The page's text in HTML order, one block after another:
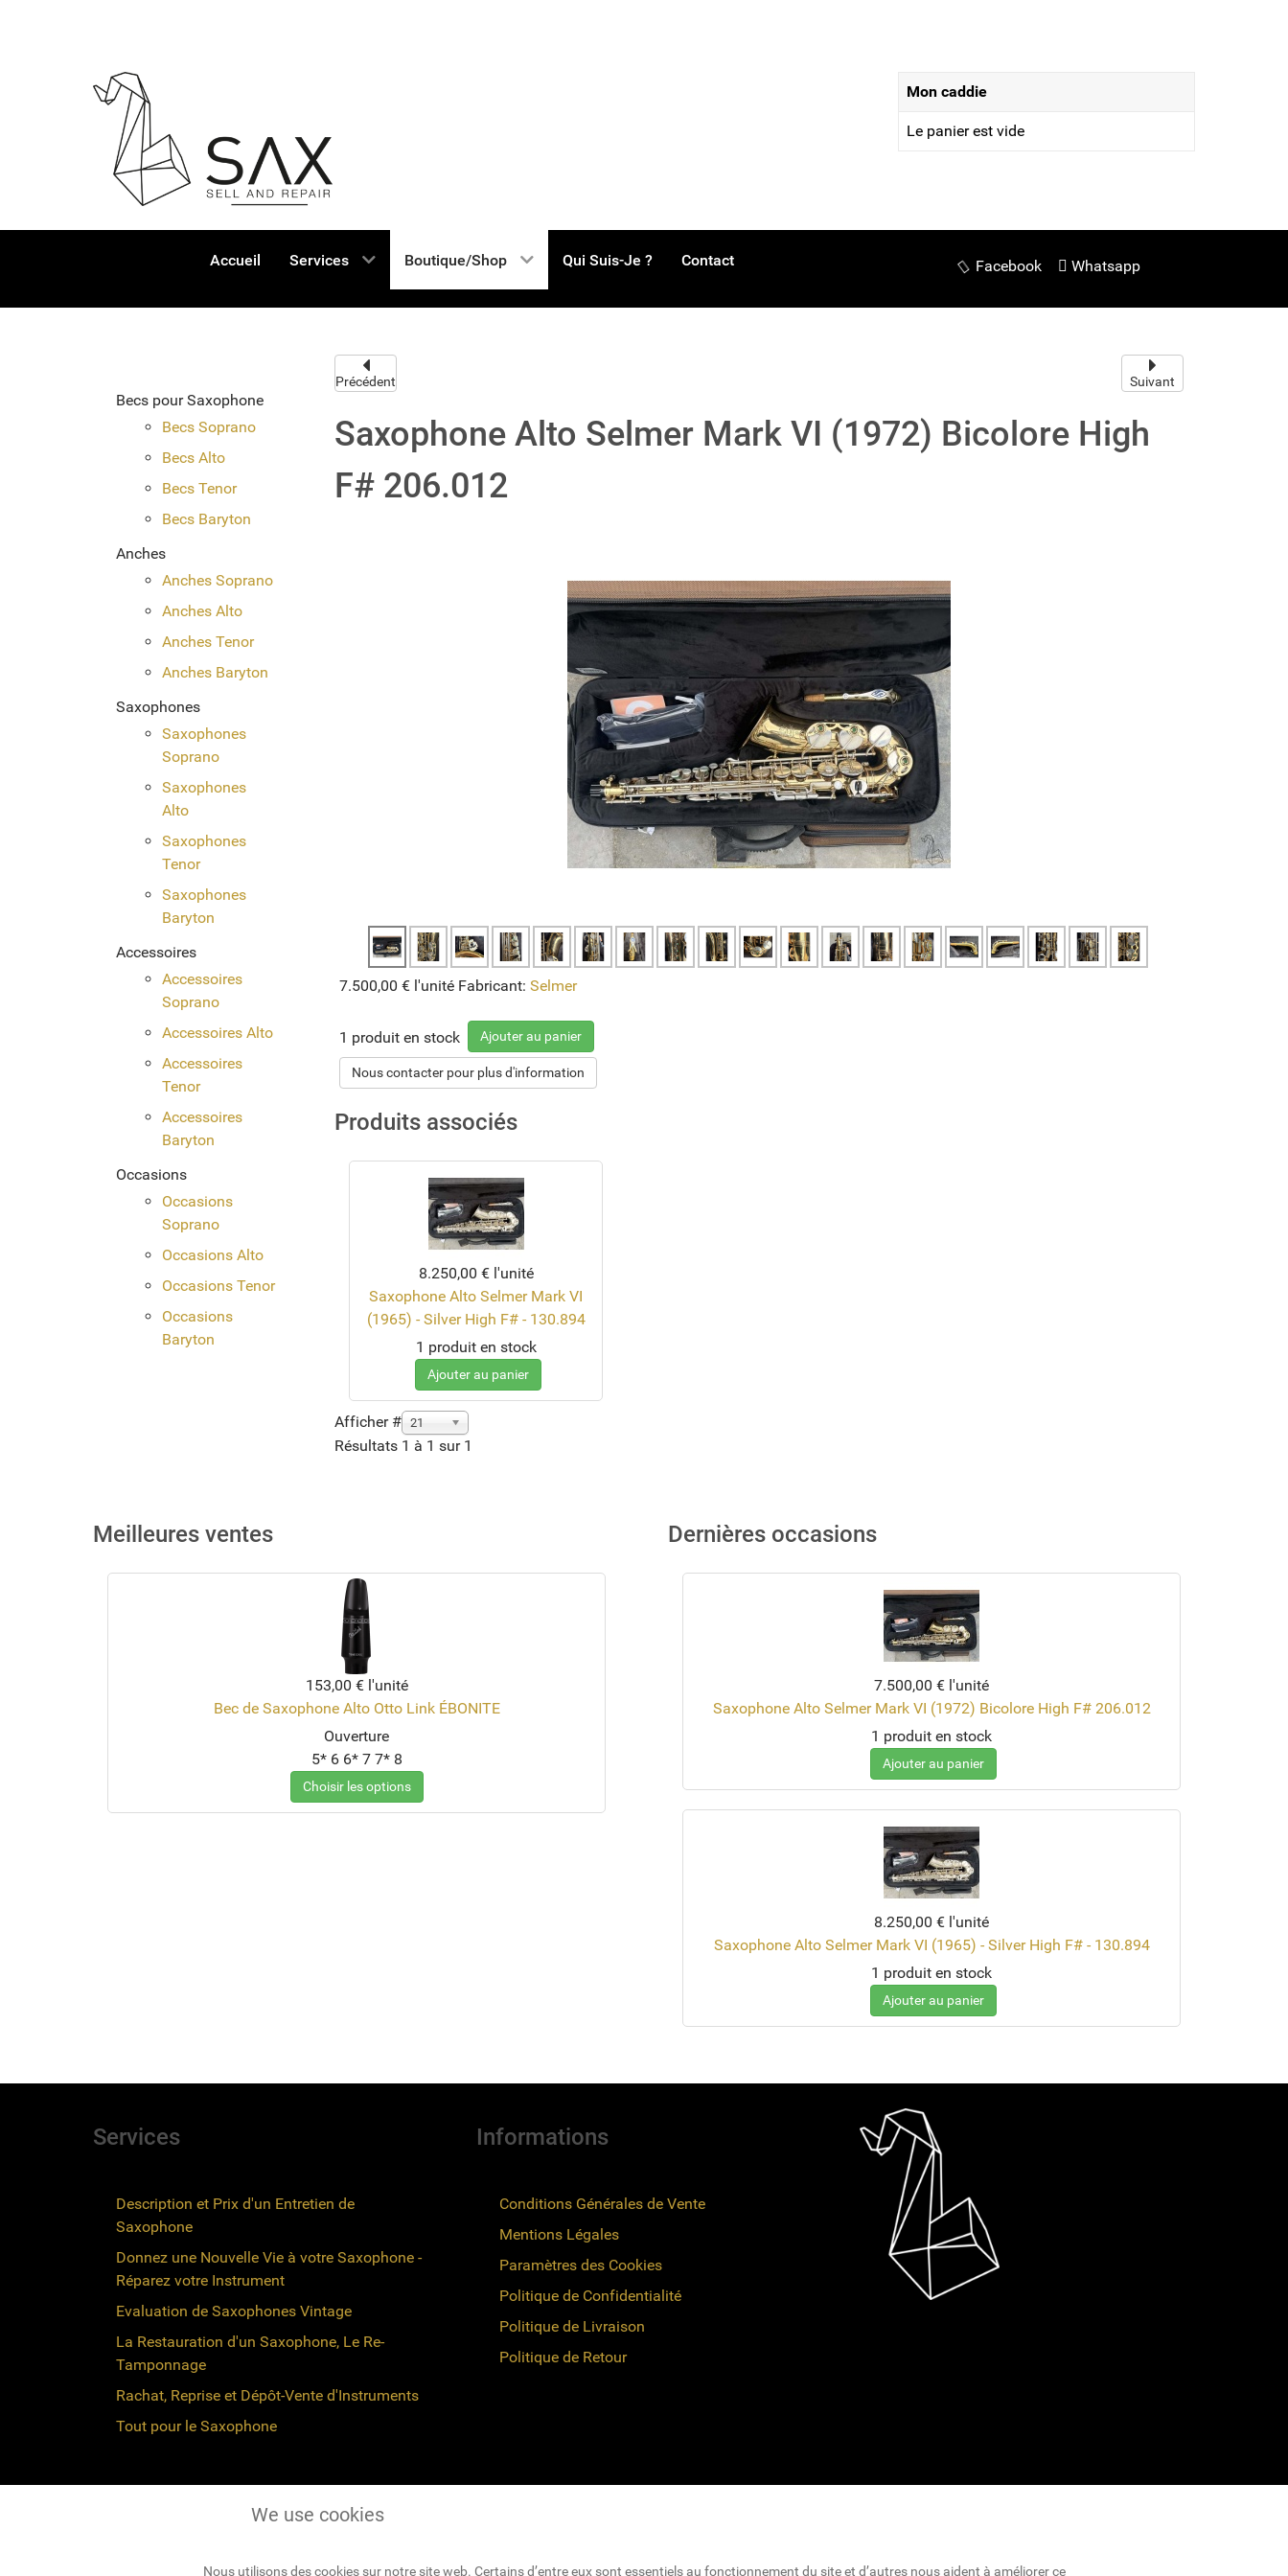
Mon caddie
Le panier est vide
Accueil Services Boutique/Shop Qui Suis-Je ? Contact Facebook Whatsapp
Becs pour Saxophone
Becs Soprano
Becs Alto
Becs Tenor
Becs Baryton
Anches
Anches Soprano
Anches Alto
Anches Tenor
Anches Baryton
Saxophones
Saxophones
Soprano
Saxophones
Alto
Saxophones
Tenor
Saxophones
Baryton
Accessoires
Accessoires
Soprano
Accessoires Alto
Accessoires
Tenor
Accessoires
Baryton
Occasions
Occasions
Soprano
Occasions Alto
Occasions Tenor
Occasions
Baryton
Précédent Suivant
Saxophone Alto Selmer Mark VI (1972) Bicolore High
F# 206.012
7.500,00 € l'unité Fabricant: Selmer
1 produit en stock Ajouter au panier
Nous contacter pour plus d'information
Produits associés
8.250,00 € l'unité
Saxophone Alto Selmer Mark VI
(1965) - Silver High F# - 130.894
1 produit en stock
Ajouter au panier
Afficher # 21
Résultats 1 à 1 sur 1
Meilleures ventes
153,00 € l'unité
Bec de Saxophone Alto Otto Link ÉBONITE
Ouverture
5* 6 6* 7 7* 8
Choisir les options
Dernières occasions
7.500,00 € l'unité
Saxophone Alto Selmer Mark VI (1972) Bicolore High F# 206.012
1 produit en stock
Ajouter au panier
8.250,00 € l'unité
Saxophone Alto Selmer Mark VI (1965) - Silver High F# - 130.894
1 produit en stock
Ajouter au panier
Services
Description et Prix d'un Entretien de
Saxophone
Donnez une Nouvelle Vie à votre Saxophone -
Réparez votre Instrument
Evaluation de Saxophones Vintage
La Restauration d'un Saxophone, Le Re-
Tamponnage
Rachat, Reprise et Dépôt-Vente d'Instruments
Tout pour le Saxophone
Informations
Conditions Générales de Vente
Mentions Légales
Paramètres des Cookies
Politique de Confidentialité
Politique de Livraison
Politique de Retour
We use cookies
Nous utilisons des cookies sur notre site web. Certains d’entre eux sont essentiels au fonctionnement du site et d’autres nous aident à améliorer ce